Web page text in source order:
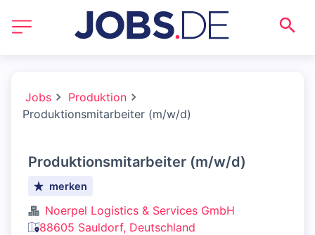
Jobs
Produktion
Produktionsmitarbeiter (m/w/d)
Produktionsmitarbeiter (m/w/d)
merken
Noerpel Logistics & Services GmbH
88605 Sauldorf, Deutschland